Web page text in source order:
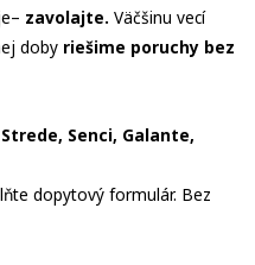
zavolajte. Väčšinu vecí
doby riešime poruchy bez
Senci, Galante,
dopytový formulár. Bez